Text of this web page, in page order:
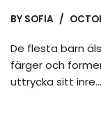
BY SOFIA
De flesta barn
färger och
uttrycka sitt inre…